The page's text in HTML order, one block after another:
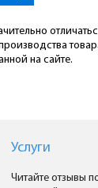
на сайте.
Услуги
Читайте отзывы